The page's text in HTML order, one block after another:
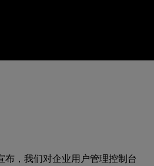
布，我们对企业用户管理控制台